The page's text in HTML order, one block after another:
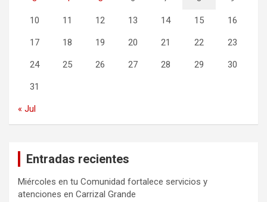
10 11 12 13 14 15 16
17 18 19 20 21 22 23
24 25 26 27 28 29 30
31
« Jul
Entradas recientes
Miércoles en tu Comunidad fortalece servicios y
atenciones en Carrizal Grande